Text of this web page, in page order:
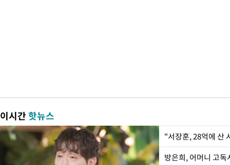
이시간핫뉴스
"서장훈, 28억에 산
방은희, 어머니 고